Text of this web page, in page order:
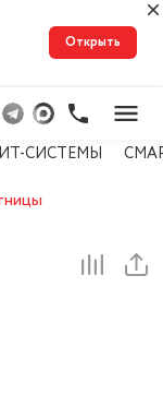
Открыть
СИСТЕМЫ